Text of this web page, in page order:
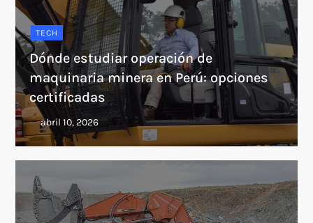
TECH
Dónde estudiar operación de
maquinaria minera en Perú: opciones
certificadas